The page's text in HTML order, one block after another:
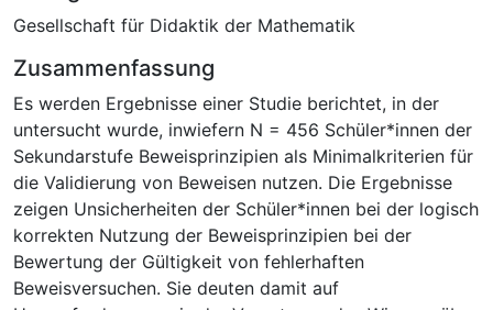
Gesellschaft für Didaktik der Mathematik
Zusammenfassung
Es werden Ergebnisse einer Studie berichtet, in der
untersucht wurde, inwiefern N = 456 Schüler*innen der
Sekundarstufe Beweisprinzipien als Minimalkriterien für
die Validierung von Beweisen nutzen. Die Ergebnisse
zeigen Unsicherheiten der Schüler*innen bei der logisch
korrekten Nutzung der Beweisprinzipien bei der
Bewertung der Gültigkeit von fehlerhaften
Beweisversuchen. Sie deuten damit auf